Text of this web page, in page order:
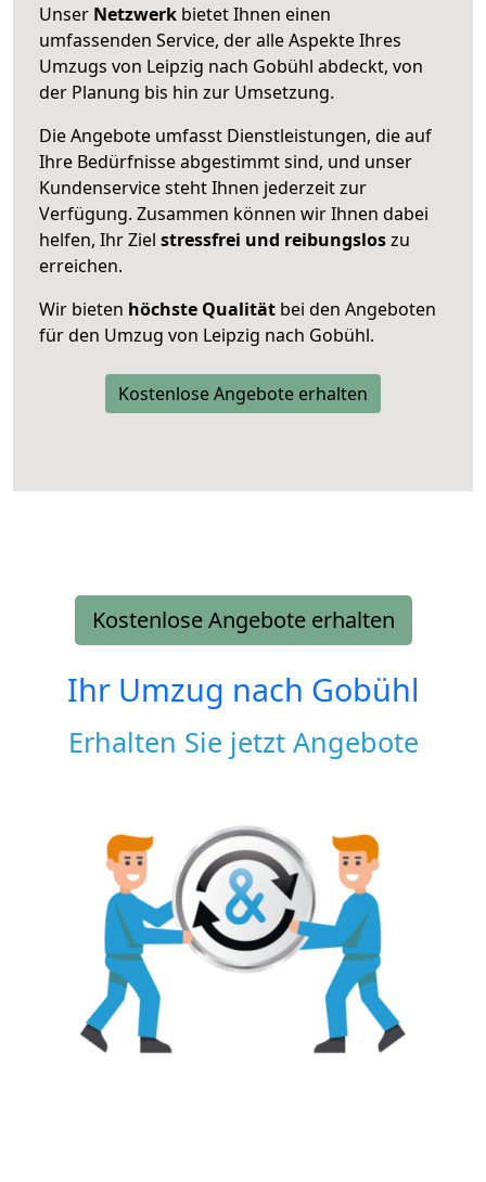
Unser Netzwerk bietet Ihnen einen
umfassenden Service, der alle Aspekte Ihres
Umzugs von Leipzig nach Gobühl abdeckt, von
der Planung bis hin zur Umsetzung.
Die Angebote umfasst Dienstleistungen, die auf
Ihre Bedürfnisse abgestimmt sind, und unser
Kundenservice steht Ihnen jederzeit zur
Verfügung. Zusammen können wir Ihnen dabei
helfen, Ihr Ziel stressfrei und reibungsloszu
erreichen.
Wir bieten höchste Qualität bei den Angeboten
für den Umzug von Leipzig nach Gobühl.
Kostenlose Angebote erhalten
Kostenlose Angebote erhalten
Ihr Umzug nach Gobühl
Erhalten Sie jetzt Angebote